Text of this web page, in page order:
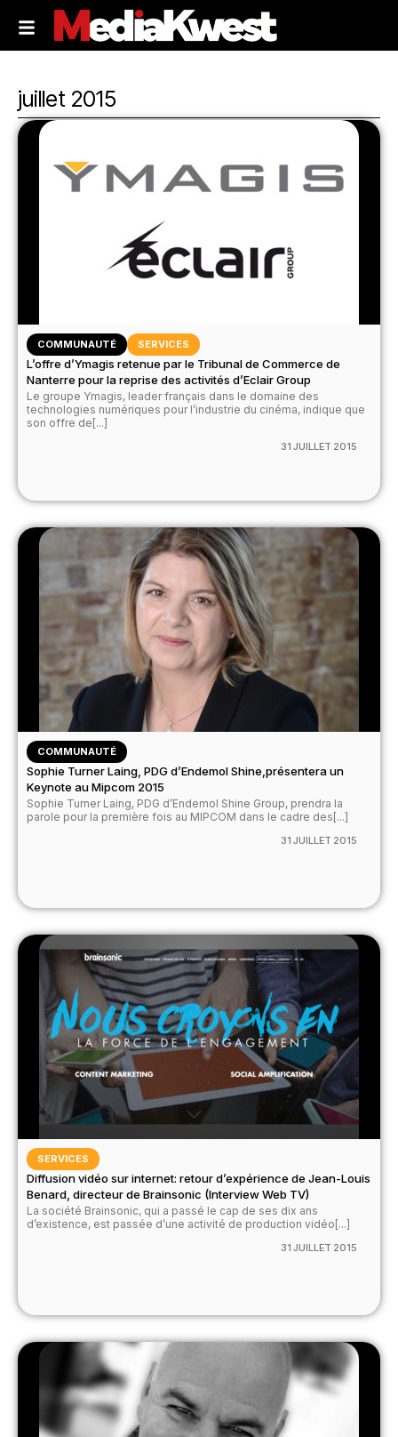
juillet 2015
COMMUNAUTÉ SERVICES
L’offre d’Ymagis retenue par le Tribunal de Commerce de
Nanterre pour la reprise des activités d’Eclair Group
Le groupe Ymagis, leader français dans le domaine des
technologies numériques pour l’industrie du cinéma, indique que
son offre de[...]
31 JUILLET 2015
COMMUNAUTÉ
Sophie Turner Laing, PDG d’Endemol Shine,présentera un
Keynote au Mipcom 2015
Sophie Turner Laing, PDG d’Endemol Shine Group, prendra la
parole pour la première fois au MIPCOM dans le cadre des[...]
31 JUILLET 2015
SERVICES
Diffusion vidéo sur internet: retour d’expérience de Jean-Louis
Benard, directeur de Brainsonic (Interview Web TV)
La société Brainsonic, qui a passé le cap de ses dix ans
d’existence, est passée d’une activité de production vidéo[...]
31 JUILLET 2015